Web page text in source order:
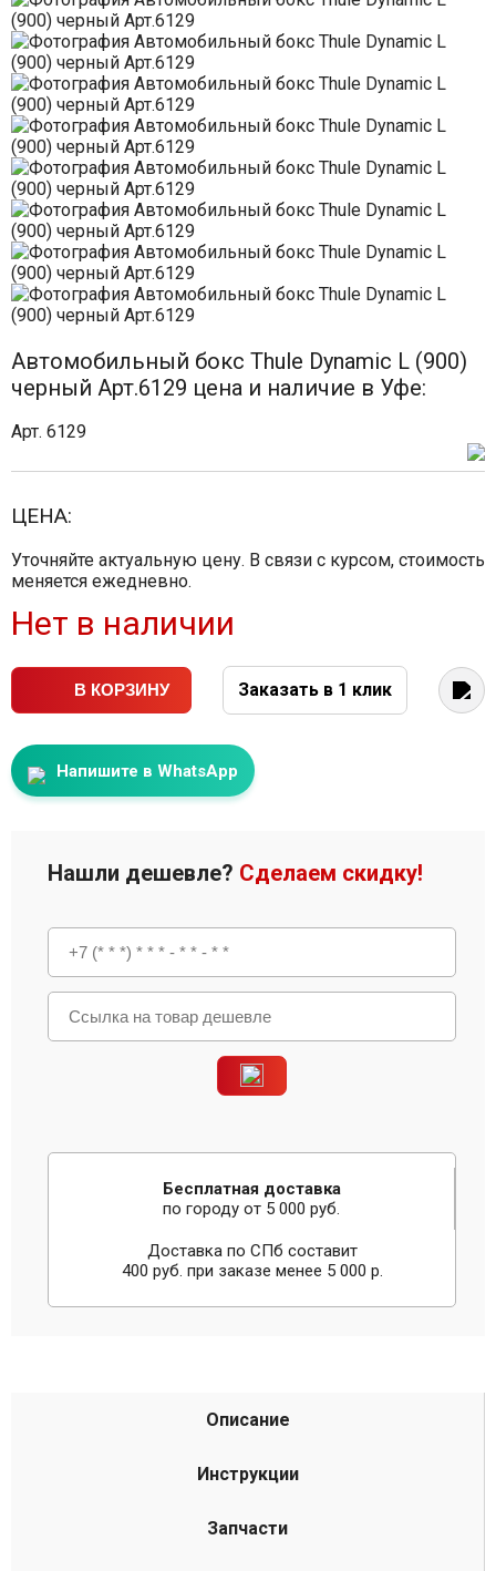
Автомобильный бокс Thule Dynamic L (900)
черный Арт.6129 цена и наличие в Уфе:
Арт. 6129
ЦЕНА:
Уточняйте актуальную цену. В связи с курсом, стоимость
меняется ежедневно.
Нет в наличии
В КОРЗИНУ Заказать в 1 клик
Напишите в WhatsApp
Нашли дешевле? Сделаем скидку!
Бесплатная доставка
по городу от 5 000 руб.
Доставка по СПб составит
400 руб. при заказе менее 5 000 р.
Описание
Инструкции
Запчасти